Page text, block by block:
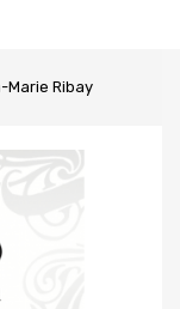
Marie Ribay